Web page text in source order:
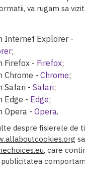
va rugam sa
Internet Explorer -
;
Firefox - Firefox;
Chrome - Chrome;
Safari - Safari;
Edge - Edge;
Opera - Opera.
despre fisierele de
, care